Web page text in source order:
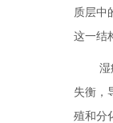
质层中
这一结
湿
失衡，
殖和分